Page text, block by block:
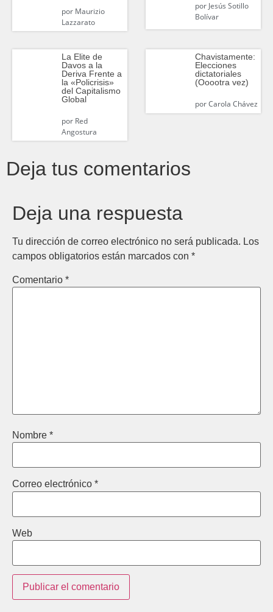
porMaurizio
Lazzarato
porJesús Sotillo
Bolívar
La Elite de
Davos a la
Deriva Frente a
la «Policrisis»
del Capitalismo
Global
porRed
Angostura
Chavistamente:
Elecciones
dictatoriales
(Ooootra vez)
porCarola Chávez
Deja tus comentarios
Deja una respuesta
Tu dirección de correo electrónico no será publicada. Los
campos obligatorios están marcados con *
Comentario *
Nombre *
Correo electrónico *
Web